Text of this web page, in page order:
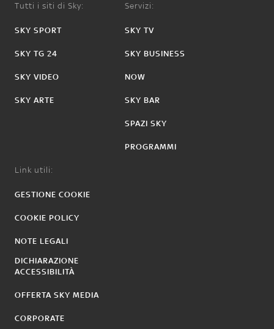
Tutti i siti di Sky:
SKY SPORT
SKY TG 24
SKY VIDEO
SKY ARTE
Servizi:
SKY TV
SKY BUSINESS
NOW
SKY BAR
SPAZI SKY
PROGRAMMI
Link utili:
GESTIONE COOKIE
COOKIE POLICY
NOTE LEGALI
DICHIARAZIONE
ACCESSIBILITÀ
OFFERTA SKY MEDIA
CORPORATE